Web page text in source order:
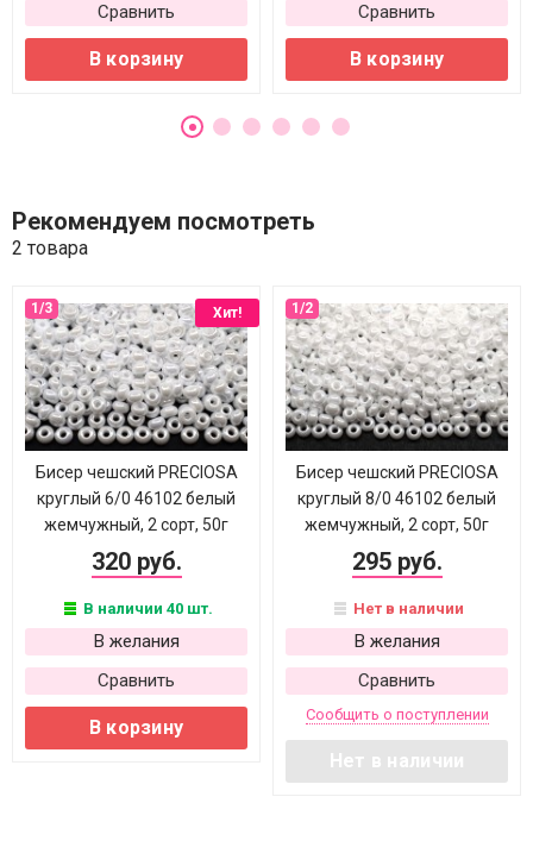
Сравнить
В корзину
Сравнить
В корзину
Рекомендуем посмотреть
2 товара
Хит!
Бисер чешский PRECIOSA
круглый 6/0 46102 белый
жемчужный, 2 сорт, 50г
320 руб.
В наличии 40 шт.
В желания
Сравнить
В корзину
Бисер чешский PRECIOSA
круглый 8/0 46102 белый
жемчужный, 2 сорт, 50г
295 руб.
Нет в наличии
В желания
Сравнить
Сообщить о поступлении
Нет в наличии